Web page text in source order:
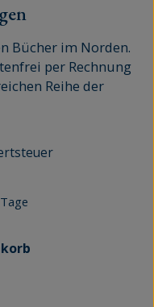
Bücher im Norden.
per Rechnung
Reihe der